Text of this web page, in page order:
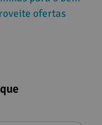
ofertas